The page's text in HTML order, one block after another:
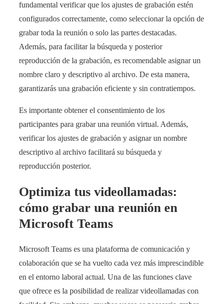
fundamental verificar que los ajustes de grabación estén
configurados correctamente, como seleccionar la opción de
grabar toda la reunión o solo las partes destacadas.
Además, para facilitar la búsqueda y posterior
reproducción de la grabación, es recomendable asignar un
nombre claro y descriptivo al archivo. De esta manera,
garantizarás una grabación eficiente y sin contratiempos.
Es importante obtener el consentimiento de los
participantes para grabar una reunión virtual. Además,
verificar los ajustes de grabación y asignar un nombre
descriptivo al archivo facilitará su búsqueda y
reproducción posterior.
Optimiza tus videollamadas:
cómo grabar una reunión en
Microsoft Teams
Microsoft Teams es una plataforma de comunicación y
colaboración que se ha vuelto cada vez más imprescindible
en el entorno laboral actual. Una de las funciones clave
que ofrece es la posibilidad de realizar videollamadas con